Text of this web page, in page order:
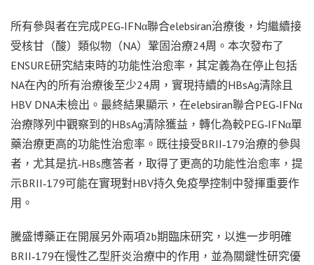
所有參與者在完成PEG‑IFNα聯合elebsiran治療後，均繼續接
受核甘（酸）類似物（NA）鞏固治療24周。本次發布了
ENSURE研究結束時的功能性治愈率，其定義為在停止包括
NA在內的所有治療後至少24周，實現持續的HBsAg清除且
HBV DNA未檢出。最終結果顯示，在elebsiran聯合PEG‑IFNα
治療隊列中觀察到的HBsAg清除獲益，轉化為較PEG‑IFNα單
藥治療更高的功能性治愈率。既往接受BRII‑179治療的參與
者，尤其是抗‑HBs應答者，取得了更高的功能性治愈率，提
示BRII‑179可能在實現對HBV持久免疫學控制中發揮重要作
用。
騰盛博藥正在開展另外兩項2b期臨床研究，以進一步明確
BRII‑179在慢性乙型肝炎治療中的作用，並為關鍵性研究優